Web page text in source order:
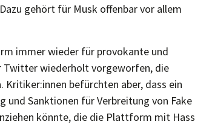
gehört für Musk offenbar vor allem
immer wieder für provokante und
Twitter wiederholt vorgeworfen, die
Kritiker:innen befürchten aber, dass ein
und Sanktionen für Verbreitung von Fake
könnte, die die Plattform mit Hass